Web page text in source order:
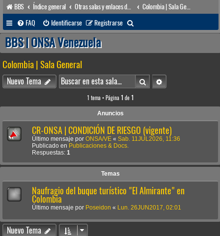
BBS Índice general
Colombia | Sala General
FAQ
Identificarse Registrarse
u
a
r
BBS | ONSA Venezuela
Colombia | Sala General
Nuevo Tema BuscarBúsqueda avanzada
1 tema • Página 1 de 1
Anuncios
CR-ONSA | CONDICIÓN DE RIESGO (vigente)
Último mensaje por ONSA/VE « Sab. 11JUL2026, 11:36
Publicado en Publicaciones & Docs.
Respuestas: 1
Temas
Naufragio del buque turístico "El Almirante" en
Colombia
Último mensaje por Poseidon « Lun. 26JUN2017, 02:01
Nuevo Tema